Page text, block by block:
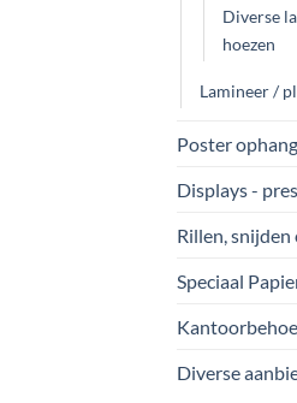
Diverse
hoezen
Lamineer /
Poster
Displays -
Rillen, snijden
Speciaal
Diverse